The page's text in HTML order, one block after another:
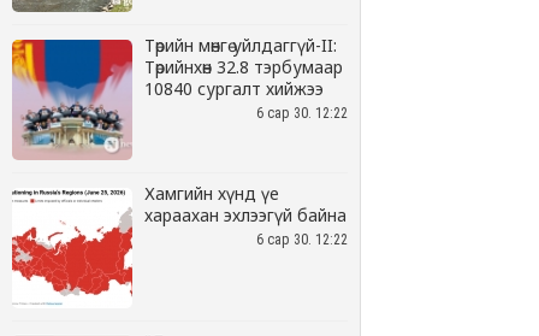
Төрийн мөнгө уйлдаггүй-II:
Төрийнхөн 32.8 тэрбумаар
10840 сургалт хийжээ
6 сар 30. 12:22
Хамгийн хүнд үе
хараахан эхлээгүй байна
6 сар 30. 12:22